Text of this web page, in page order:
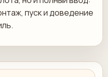
пуск и доведение